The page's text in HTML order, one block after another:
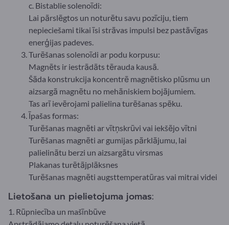
c. Bistablie solenoīdi:
Lai pārslēgtos un noturētu savu pozīciju, tiem
nepieciešami tikai īsi strāvas impulsi bez pastāvīgas
enerģijas padeves.
Turēšanas solenoīdi ar podu korpusu:
Magnēts ir iestrādāts tērauda kausā.
Šāda konstrukcija koncentrē magnētisko plūsmu un
aizsargā magnētu no mehāniskiem bojājumiem.
Tas arī ievērojami palielina turēšanas spēku.
Īpašas formas:
Turēšanas magnēti ar vītņskrūvi vai iekšējo vītni
Turēšanas magnēti ar gumijas pārklājumu, lai
palielinātu berzi un aizsargātu virsmas
Plakanas turētājplāksnes
Turēšanas magnēti augsttemperatūras vai mitrai videi
Lietošana un pielietojuma jomas:
1. Rūpniecība un mašīnbūve